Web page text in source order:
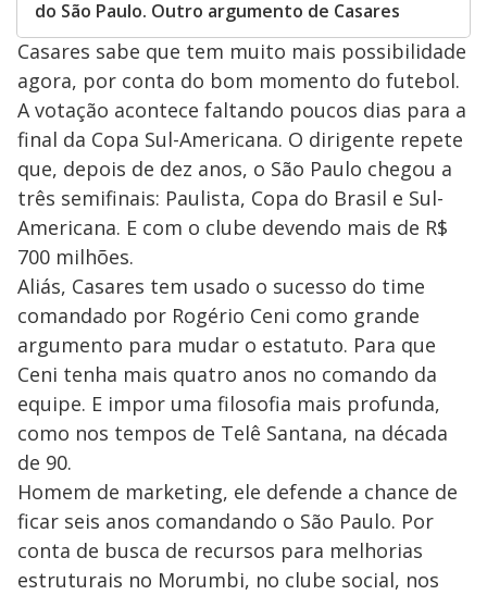
do São Paulo. Outro argumento de Casares
Casares sabe que tem muito mais possibilidade
agora, por conta do bom momento do futebol.
A votação acontece faltando poucos dias para a
final da Copa Sul-Americana. O dirigente repete
que, depois de dez anos, o São Paulo chegou a
três semifinais: Paulista, Copa do Brasil e Sul-
Americana. E com o clube devendo mais de R$
700 milhões.
Aliás, Casares tem usado o sucesso do time
comandado por Rogério Ceni como grande
argumento para mudar o estatuto. Para que
Ceni tenha mais quatro anos no comando da
equipe. E impor uma filosofia mais profunda,
como nos tempos de Telê Santana, na década
de 90.
Homem de marketing, ele defende a chance de
ficar seis anos comandando o São Paulo. Por
conta de busca de recursos para melhorias
estruturais no Morumbi, no clube social, nos